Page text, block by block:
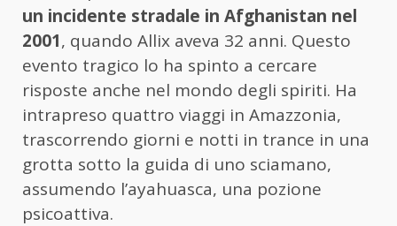
un incidente stradale in Afghanistan nel
2001, quando Allix aveva 32 anni. Questo
evento tragico lo ha spinto a cercare
risposte anche nel mondo degli spiriti. Ha
intrapreso quattro viaggi in Amazzonia,
trascorrendo giorni e notti in trance in una
grotta sotto la guida di uno sciamano,
assumendo l’ayahuasca, una pozione
psicoattiva.